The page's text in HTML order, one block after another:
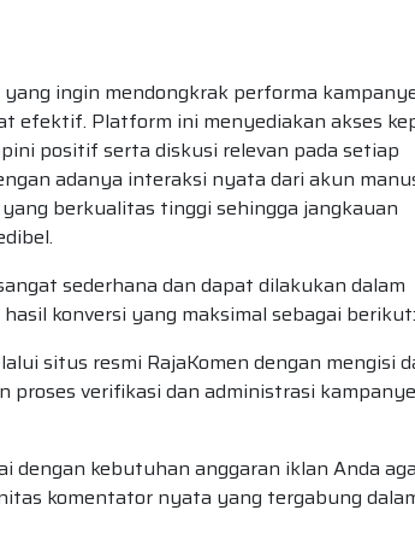
ingin mendongkrak performa
efektif. Platform ini menyediakan akses
positif serta diskusi relevan pada setiap
adanya interaksi nyata dari akun
berkualitas tinggi sehingga jangkauan
sederhana dan dapat dilakukan dalam
konversi yang maksimal sebagai berikut:
situs resmi RajaKomen dengan mengisi
proses verifikasi dan administrasi kampanye
dengan kebutuhan anggaran iklan Anda
komentator nyata yang tergabung